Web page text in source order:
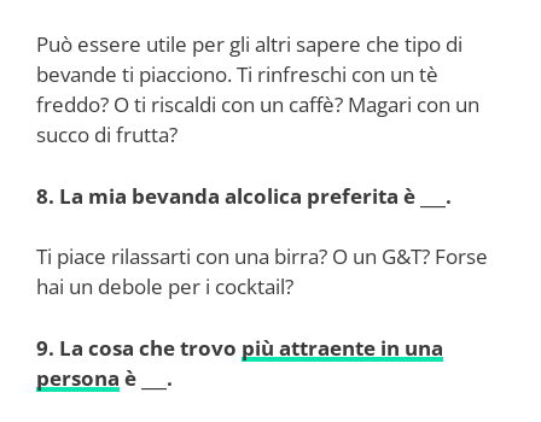
Può essere utile per gli altri sapere che tipo di
bevande ti piacciono. Ti rinfreschi con un tè
freddo? O ti riscaldi con un caffè? Magari con un
succo di frutta?
8. La mia bevanda alcolica preferita è ___.
Ti piace rilassarti con una birra? O un G&T? Forse
hai un debole per i cocktail?
9. La cosa che trovo più attraente in una
persona è ___.